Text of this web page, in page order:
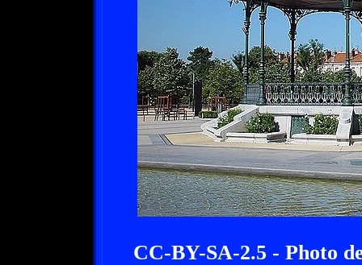
CC-BY-SA-2.5 - Photo